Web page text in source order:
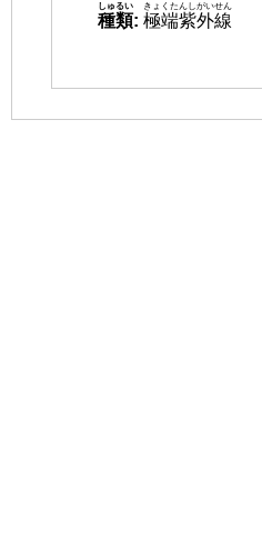
種類
しゅるい
: 極端紫外線
きょくたんしがいせん